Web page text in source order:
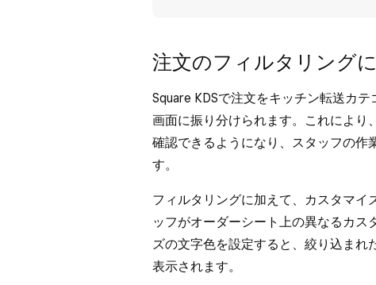
注文のフィルタリング
Square KDSで注文をキッチン転送カ
画面に振り分けられます。これにより
確認できるようになり、スタッフの作
す。
フィルタリングに加えて、カスタマイ
ッフがオーダーシート上の異なるカス
ズの文字色を設定すると、絞り込まれ
表示されます。